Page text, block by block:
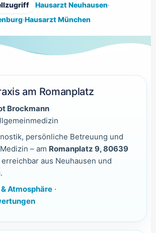
Hausarzt Neuhausen·
·Hausarzt München
am Romanplatz
Brockmann
persönliche Betreuung und
– am Romanplatz 9, 80639
aus Neuhausen und
Atmosphäre·